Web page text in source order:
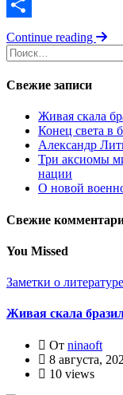
Link
VK
Отправить
Continue reading
Найти:
Свежие записи
Живая скала
Конец света в
Александр
Три аксиомы
нации
О новой
Свежие
You Missed
Заметки о литературе
Живая скала
От ninaoft
8 августа,
10 views